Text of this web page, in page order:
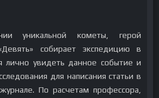
уникальной кометы, герой
собирает экспедицию в
лично увидеть данное событие и
для написания статьи в
По расчетам профессора,